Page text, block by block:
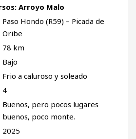
Arroyo Malo
Paso Hondo (R59) – Picada de
Oribe
78 km
Bajo
Frio a caluroso y soleado
4
Buenos, pero pocos lugares
buenos, poco monte.
2025